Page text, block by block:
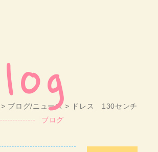
ブログ
> ブログ/ニュース> ドレス 130センチ